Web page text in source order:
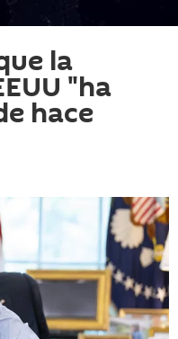
la
"ha
hace